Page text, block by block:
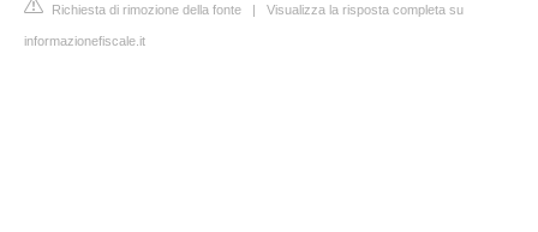
Richiesta di rimozione della fonte | Visualizza la risposta completa su
informazionefiscale.it